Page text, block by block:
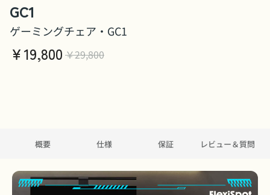
GC1
ゲーミングチェア・GC1
￥19,800 ￥29,800
概要 仕様 保証 レビュー＆質問